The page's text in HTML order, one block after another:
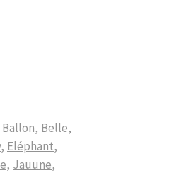
Ballon Belle
Eléphant
Jauune